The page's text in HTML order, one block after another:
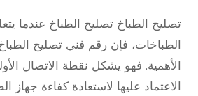
admin
تصليح الطباخ تصليح الطباخ عندما
الطباخات، فإن رقم فني تصليح الطباخ
الأهمية. فهو يشكل نقطة الاتصال
الاعتماد عليها لاستعادة كفاءة